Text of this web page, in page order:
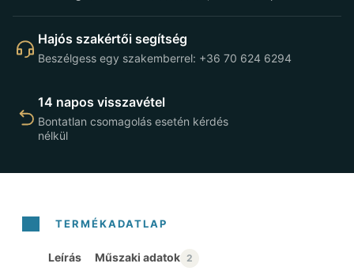
Hajós szakértői segítség
Beszélgess egy szakemberrel: +36 70 624 6294
14 napos visszavétel
Bontatlan csomagolás esetén kérdés
nélkül
Leírás